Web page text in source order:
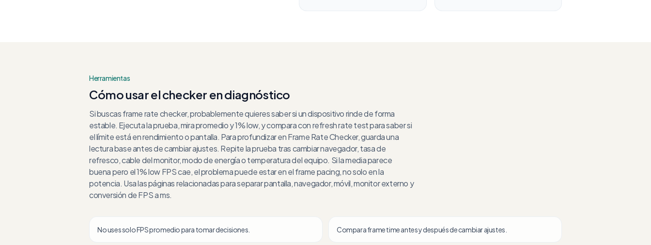
Herramientas
Cómo usar el checker en diagnóstico
Si buscas frame rate checker, probablemente quieres saber si un dispositivo rinde de forma
estable. Ejecuta la prueba, mira promedio y 1% low, y compara con refresh rate test para saber si
el límite está en rendimiento o pantalla. Para profundizar en Frame Rate Checker, guarda una
lectura base antes de cambiar ajustes. Repite la prueba tras cambiar navegador, tasa de
refresco, cable del monitor, modo de energía o temperatura del equipo. Si la media parece
buena pero el 1% low FPS cae, el problema puede estar en el frame pacing, no solo en la
potencia. Usa las páginas relacionadas para separar pantalla, navegador, móvil, monitor externo y
conversión de FPS a ms.
No uses solo FPS promedio para tomar decisiones. Compara frame time antes y después de cambiar ajustes.